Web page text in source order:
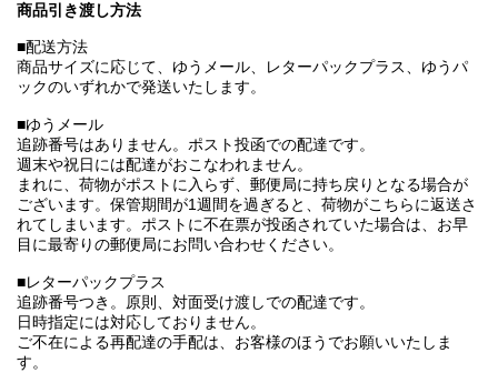
商品引き渡し方法
■配送方法
商品サイズに応じて、ゆうメール、レターパックプラス、ゆうパ
ックのいずれかで発送いたします。
■ゆうメール
追跡番号はありません。ポスト投函での配達です。
週末や祝日には配達がおこなわれません。
まれに、荷物がポストに入らず、郵便局に持ち戻りとなる場合が
ございます。保管期間が1週間を過ぎると、荷物がこちらに返送さ
れてしまいます。ポストに不在票が投函されていた場合は、お早
目に最寄りの郵便局にお問い合わせください。
■レターパックプラス
追跡番号つき。原則、対面受け渡しでの配達です。
日時指定には対応しておりません。
ご不在による再配達の手配は、お客様のほうでお願いいたしま
す。